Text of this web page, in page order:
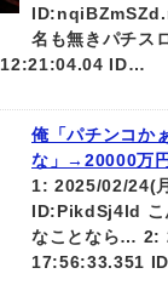
名も無きパチス
ID…
俺「パチンコか
な」→20000万
1: 2025/02/24(
ID:PikdSj4ld こ
なことなら… 2:
17:56:33.351